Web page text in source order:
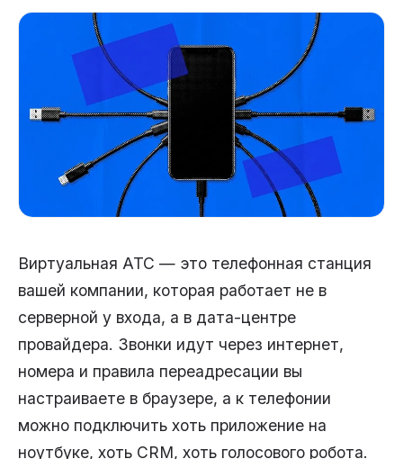
Виртуальная АТС — это телефонная станция
вашей компании, которая работает не в
серверной у входа, а в дата-центре
провайдера. Звонки идут через интернет,
номера и правила переадресации вы
настраиваете в браузере, а к телефонии
можно подключить хоть приложение на
ноутбуке, хоть CRM, хоть голосового робота.